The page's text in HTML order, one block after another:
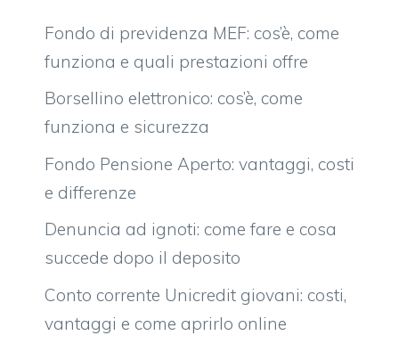
Fondo di previdenza MEF: cos’è, come
funziona e quali prestazioni offre
Borsellino elettronico: cos’è, come
funziona e sicurezza
Fondo Pensione Aperto: vantaggi, costi
e differenze
Denuncia ad ignoti: come fare e cosa
succede dopo il deposito
Conto corrente Unicredit giovani: costi,
vantaggi e come aprirlo online